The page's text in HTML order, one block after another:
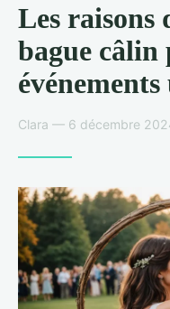
Les raisons
bague câlin
Clara — 6 décembre